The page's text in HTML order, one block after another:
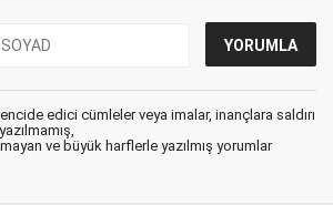
edici cümleler veya imalar, inançlara saldırı
ve büyük harflerle yazılmış yorumlar